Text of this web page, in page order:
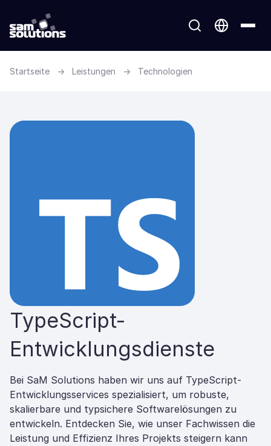
Startseite → Leistungen → Technologien
TypeScript-
Entwicklungsdienste
Bei SaM Solutions haben wir uns auf TypeScript-
Entwicklungsservices spezialisiert, um robuste,
skalierbare und typsichere Softwarelösungen zu
entwickeln. Entdecken Sie, wie unser Fachwissen die
Leistung und Effizienz Ihres Projekts steigern kann